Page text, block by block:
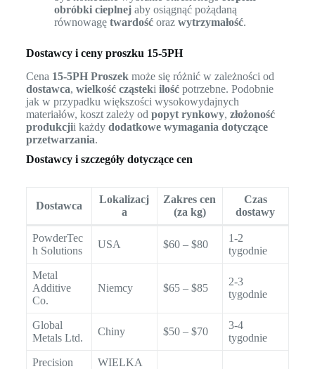
obróbki cieplnejaby osiągnąć pożądaną
równowagę twardośćoraz wytrzymałość.
Dostawcy i ceny proszku 15-5PH
Cena 15-5PH Proszekmoże się różnić w zależności od
dostawca, wielkość cząsteki ilośćpotrzebne. Podobnie
jak w przypadku większości wysokowydajnych
materiałów, koszt zależy od popyt rynkowy, złożoność
produkcjii każdy dodatkowe wymagania dotyczące
przetwarzania.
Dostawcy i szczegóły dotyczące cen
Dostawca
Lokalizacj
a
Zakres cen
(za kg)
Czas
dostawy
PowderTec
h Solutions
USA $60 – $80
1-2
tygodnie
Metal
Additive
Co.
Niemcy $65 – $85
2-3
tygodnie
Global
Metals Ltd.
Chiny $50 – $70
3-4
tygodnie
Precision
WIELKA